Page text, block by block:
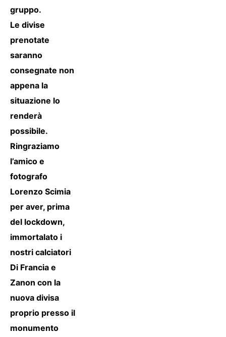
gruppo.
Le divise
prenotate
saranno
consegnate non
appena la
situazione lo
renderà
possibile.
Ringraziamo
l’amico e
fotografo
Lorenzo Scimia
per aver, prima
del lockdown,
immortalato i
nostri calciatori
Di Francia e
Zanon con la
nuova divisa
proprio presso il
monumento